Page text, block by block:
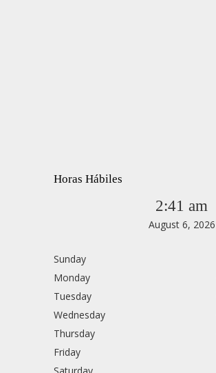
Horas Hábiles
2:41 am
August 6, 2026
Sunday
Monday
Tuesday
Wednesday
Thursday
Friday